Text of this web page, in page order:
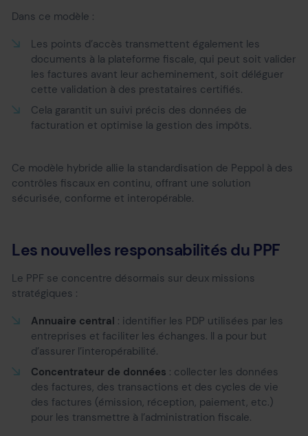
Dans ce modèle :
Les points d’accès transmettent également les
documents à la plateforme fiscale, qui peut soit valider
les factures avant leur acheminement, soit déléguer
cette validation à des prestataires certifiés.
Cela garantit un suivi précis des données de
facturation et optimise la gestion des impôts.
Ce modèle hybride allie la standardisation de Peppol à des
contrôles fiscaux en continu, offrant une solution
sécurisée, conforme et interopérable.
Les nouvelles responsabilités du PPF
Le PPF se concentre désormais sur deux missions
stratégiques :
Annuaire central : identifier les PDP utilisées par les
entreprises et faciliter les échanges. Il a pour but
d’assurer l’interopérabilité.
Concentrateur de données : collecter les données
des factures, des transactions et des cycles de vie
des factures (émission, réception, paiement, etc.)
pour les transmettre à l’administration fiscale.